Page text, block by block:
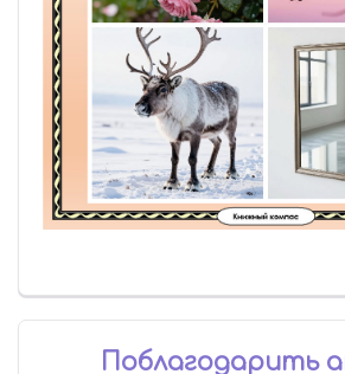
Поблагодарить